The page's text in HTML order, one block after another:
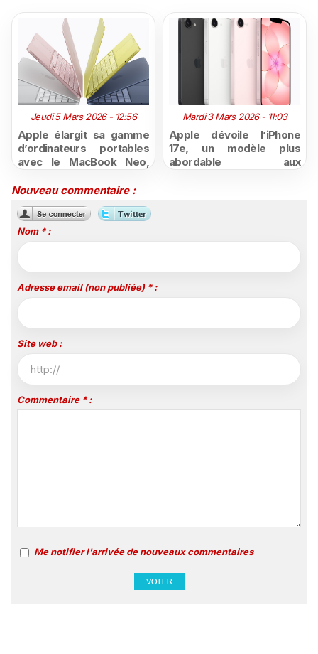
Jeudi 5 Mars 2026 - 12:56
Apple élargit sa gamme
d’ordinateurs portables
avec le MacBook Neo,
accessible et les
Pro
Mardi 3 Mars 2026 - 11:03
Apple dévoile l’iPhone
17e, un modèle plus
abordable aux
Nouveau commentaire :
Nom * :
Adresse email (non publiée) * :
Site web :
Commentaire * :
Me notifier l'arrivée de nouveaux commentaires